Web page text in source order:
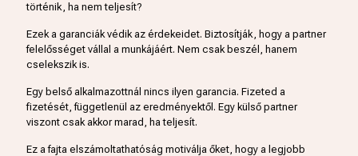
történik, ha nem teljesít?
Ezek a garanciák védik az érdekeidet. Biztosítják, hogy a partner
felelősséget vállal a munkájáért. Nem csak beszél, hanem
cselekszik is.
Egy belső alkalmazottnál nincs ilyen garancia. Fizeted a
fizetését, függetlenül az eredményektől. Egy külső partner
viszont csak akkor marad, ha teljesít.
Ez a fajta elszámoltathatóság motiválja őket, hogy a legjobb